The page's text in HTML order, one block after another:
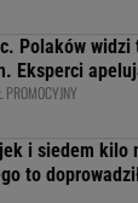
Polaków widzi
Eksperci
PROMOCYJNY
i siedem kilo
to